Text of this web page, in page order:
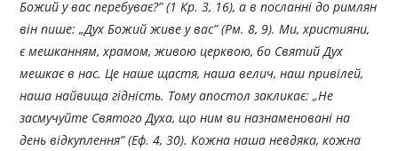
Божий у вас перебуває?” (1 Кр. 3, 16), а в посланні до римлян
він пише: „Дух Божий живе у вас” (Рм. 8, 9). Ми, християни,
є мешканням, храмом, живою церквою, бо Святий Дух
мешкає в нас. Це наше щастя, наша велич, наш привілей,
наша найвища гідність. Тому апостол закликає: „Не
засмучуйте Святого Духа, що ним ви назнаменовані на
день відкуплення” (Еф. 4, 30). Кожна наша невдяка, кожна